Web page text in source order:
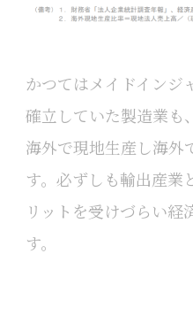
かつてはメイドインジ
確立していた製造業も
海外で現地生産し海外
す。必ずしも輸出産業
リットを受けづらい経
す。